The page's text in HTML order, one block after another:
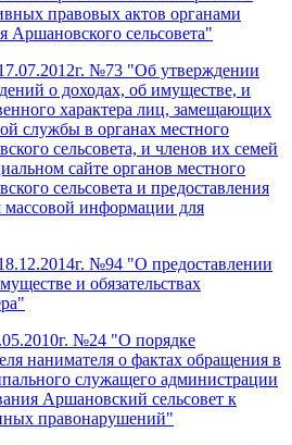
правовых актов органами
Аршановского сельсовета"
№73 "Об утверждении
о доходах, об имуществе, и
характера лиц, замещающих
службы в органах местного
сельсовета, и членов их семей
сайте органов местного
сельсовета и предоставления
массовой информации для
№94 "О предоставлении
и обязательствах
№24 "О порядке
нанимателя о фактах обращения в
служащего администрации
Аршановский сельсовет к
правонарушений"